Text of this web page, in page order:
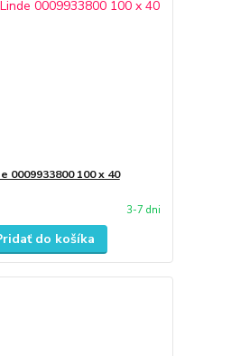
0009933800 100 x 40
3-7 dni
do košíka